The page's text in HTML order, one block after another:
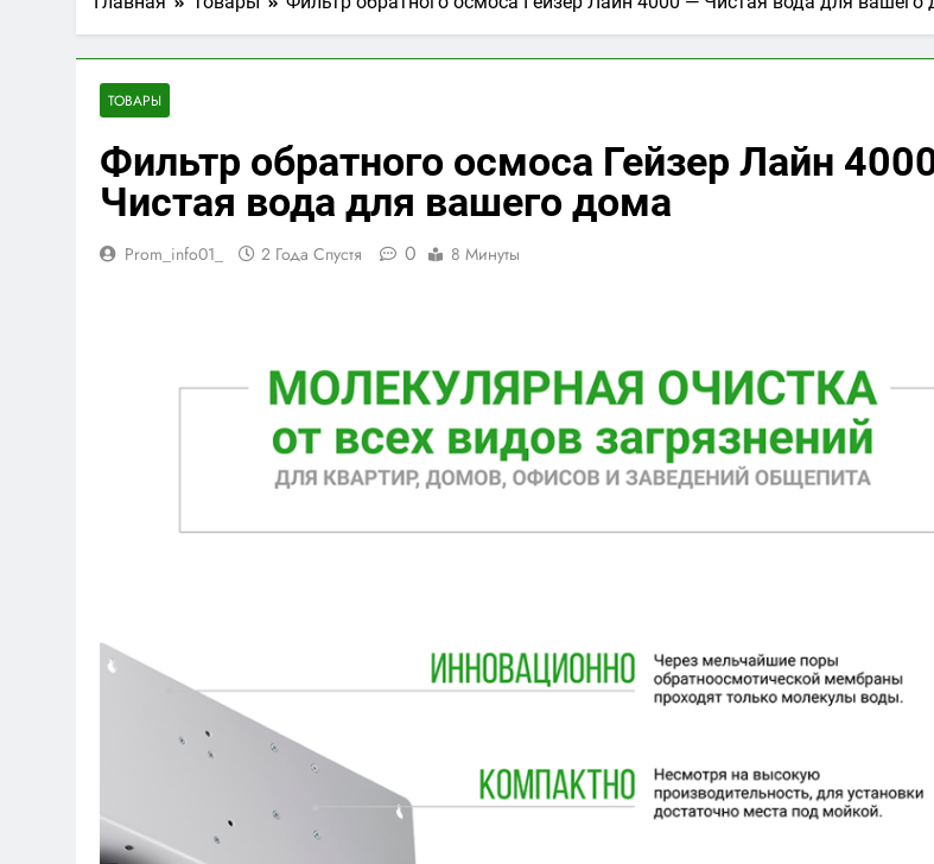
ТОВАРЫ
Фильтр обратного осмоса Гейзер Лайн
Чистая вода для вашего дома
Prom_info01_ 2 Года Спустя 0 8 Минуты